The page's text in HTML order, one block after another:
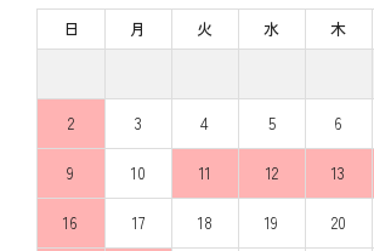
日 月 火 水 木
2 3 4 5 6
9 10 11 12 13
16 17 18 19 20